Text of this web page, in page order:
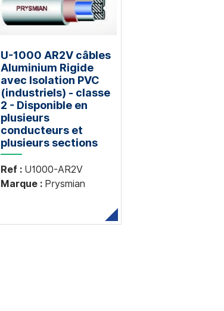
U-1000 AR2V câbles
Aluminium Rigide
avec Isolation PVC
(industriels) - classe
2 - Disponible en
plusieurs
conducteurs et
plusieurs sections
Ref : U1000-AR2V
Marque : Prysmian